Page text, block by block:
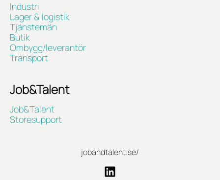
Industri
Lager & logistik
Tjänstemän
Butik
Ombygg/leverantör
Transport
Job&Talent
Job&Talent
Storesupport
jobandtalent.se/